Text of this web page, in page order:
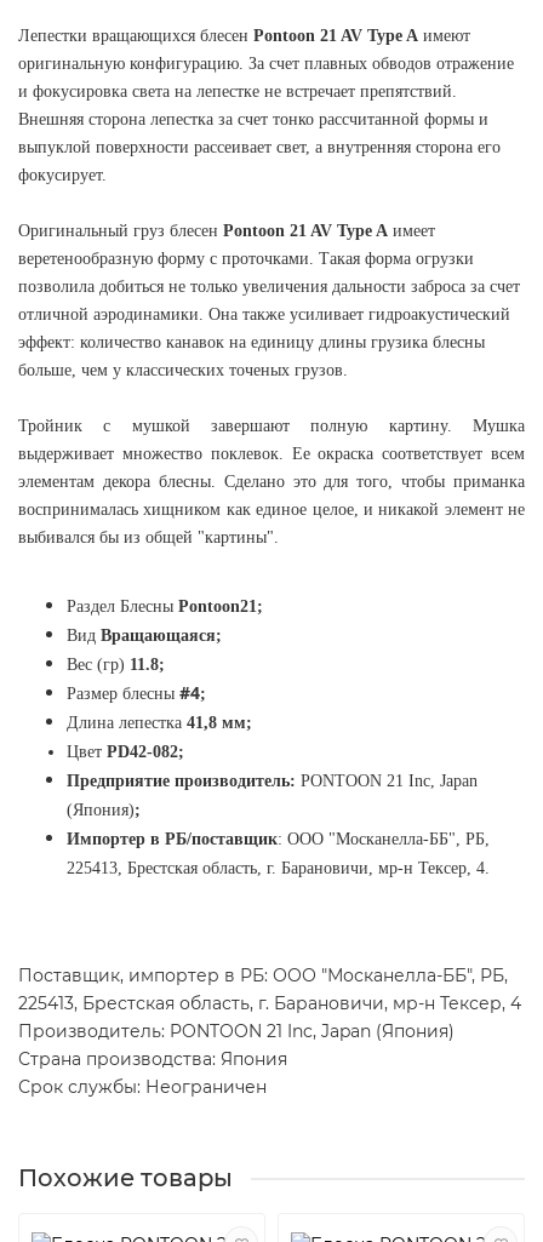
Лепестки вращающихся блесен Pontoon 21 AV Type A имеют
оригинальную конфигурацию. За счет плавных обводов отражение
и фокусировка света на лепестке не встречает препятствий.
Внешняя сторона лепестка за счет тонко рассчитанной формы и
выпуклой поверхности рассеивает свет, а внутренняя сторона его
фокусирует.
Оригинальный груз блесен Pontoon 21 AV Type A имеет
веретенообразную форму с проточками. Такая форма огрузки
позволила добиться не только увеличения дальности заброса за счет
отличной аэродинамики. Она также усиливает гидроакустический
эффект: количество канавок на единицу длины грузика блесны
больше, чем у классических точеных грузов.
Тройник с мушкой завершают полную картину. Мушка
выдерживает множество поклевок. Ее окраска соответствует всем
элементам декора блесны. Сделано это для того, чтобы приманка
воспринималась хищником как единое целое, и никакой элемент не
выбивался бы из общей "картины".
Раздел Блесны Pontoon21;
Вид Вращающаяся;
Вес (гр) 11.8;
Размер блесны #4;
Длина лепестка 41,8 мм;
Цвет PD42-082;
Предприятие производитель: PONTOON 21 Inc, Japan
(Япония);
Импортер в РБ/поставщик: ООО "Москанелла-ББ", РБ,
225413, Брестская область, г. Барановичи, мр-н Тексер, 4.
Поставщик, импортер в РБ: ООО "Москанелла-ББ", РБ,
225413, Брестская область, г. Барановичи, мр-н Тексер, 4
Производитель: PONTOON 21 Inc, Japan (Япония)
Страна производства: Япония
Срок службы: Неограничен
Похожие товары